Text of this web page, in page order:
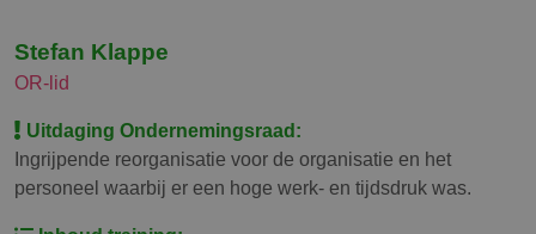
Stefan Klappe
OR-lid
Uitdaging Ondernemingsraad:
Ingrijpende reorganisatie voor de organisatie en het
personeel waarbij er een hoge werk- en tijdsdruk was.